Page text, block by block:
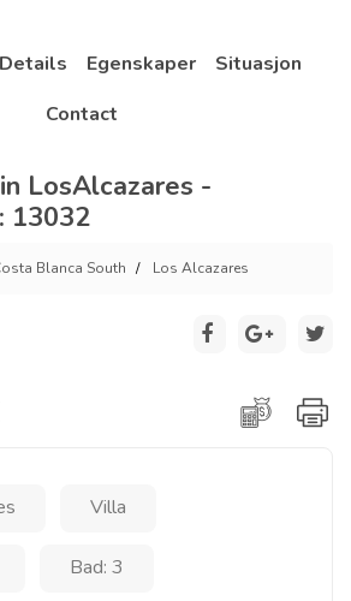
Details Egenskaper
Situasjon
Contact
LosAlcazares -
13032
Blanca South Los Alcazares
Villa
Bad: 3